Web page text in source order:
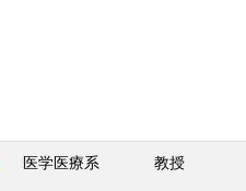
医学医療系 教授